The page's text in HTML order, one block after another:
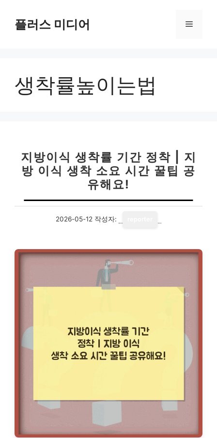
플러스 미디어 메
생착률높이는법
지방이식 생착률 기간 정착 | 지
방 이식 생착 소요 시간 꿀팁 공
유해요!
2026-05-12 작성자: